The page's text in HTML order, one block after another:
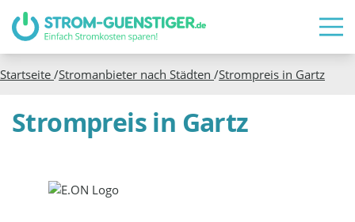
Startseite /Stromanbieter nach Städten /Strompreis in Gartz
Strompreis in Gartz